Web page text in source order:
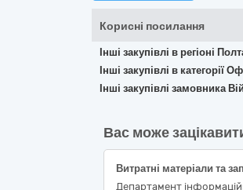
Корисні посилання
Інші закупівлі в регіоні
Інші закупівлі в категорії
Інші закупівлі замовника
Вас може
Департамент